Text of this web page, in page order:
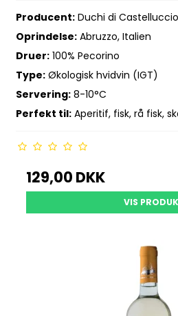
Producent: Duchi di Castelluccio
Oprindelse: Abruzzo, Italien
Druer: 100% Pecorino
Type: Økologisk hvidvin (IGT)
Servering: 8-10°C
Perfekt til: Aperitif, fisk, rå fisk,
129,00 DKK
VIS